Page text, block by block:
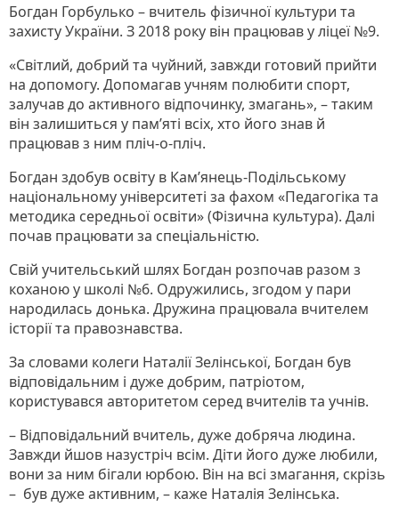
Богдан Горбулько – вчитель фізичної культури та
захисту України. З 2018 року він працював у ліцеї №9.
«Світлий, добрий та чуйний, завжди готовий прийти
на допомогу. Допомагав учням полюбити спорт,
залучав до активного відпочинку, змагань», – таким
він залишиться у пам’яті всіх, хто його знав й
працював з ним пліч-о-пліч.
Богдан здобув освіту в Кам’янець-Подільському
національному університеті за фахом «Педагогіка та
методика середньої освіти» (Фізична культура). Далі
почав працювати за спеціальністю.
Свій учительський шлях Богдан розпочав разом з
коханою у школі №6. Одружились, згодом у пари
народилась донька. Дружина працювала вчителем
історії та правознавства.
За словами колеги Наталії Зелінської, Богдан був
відповідальним і дуже добрим, патріотом,
користувався авторитетом серед вчителів та учнів.
– Відповідальний вчитель, дуже добряча людина.
Завжди йшов назустріч всім. Діти його дуже любили,
вони за ним бігали юрбою. Він на всі змагання, скрізь
– був дуже активним, – каже Наталія Зелінська.